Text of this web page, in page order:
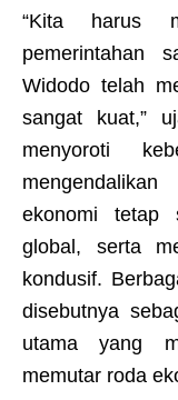
“Kita harus
pemerintahan
Widodo telah
sangat kuat,”
menyoroti
ekonomi tetap
global, serta
kondusif.
disebutnya
utama yang
memutar roda